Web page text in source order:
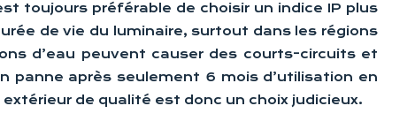
toujours préférable de choisir un indice IP plus
de vie du luminaire, surtout dans les régions
d’eau peuvent causer des courts-circuits et
panne après seulement 6 mois d’utilisation en
de qualité est donc un choix judicieux.